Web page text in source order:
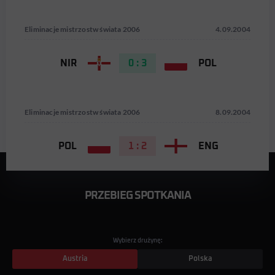
Eliminacje mistrzostw świata 2006 4.09.2004
NIR 0 : 3 POL
Eliminacje mistrzostw świata 2006 8.09.2004
POL 1 : 2 ENG
PRZEBIEG SPOTKANIA
Wybierz drużynę:
Austria Polska